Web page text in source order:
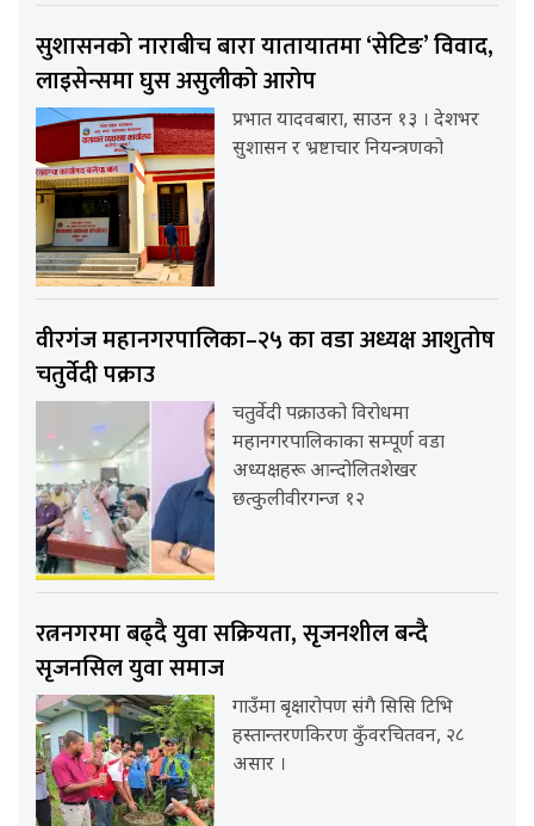
सुशासनको नाराबीच बारा यातायातमा ‘सेटिङ’ विवाद,
लाइसेन्समा घुस असुलीको आरोप
प्रभात यादवबारा, साउन १३ । देशभर
सुशासन र भ्रष्टाचार नियन्त्रणको
वीरगंज महानगरपालिका–२५ का वडा अध्यक्ष आशुतोष
चतुर्वेदी पक्राउ
चतुर्वेदी पक्राउको विरोधमा
महानगरपालिकाका सम्पूर्ण वडा
अध्यक्षहरू आन्दोलितशेखर
छत्कुलीवीरगन्ज १२
रत्ननगरमा बढ्दै युवा सक्रियता, सृजनशील बन्दै
सृजनसिल युवा समाज
गाउँमा बृक्षारोपण संगै सिसि टिभि
हस्तान्तरणकिरण कुँवरचितवन, २८
असार ।